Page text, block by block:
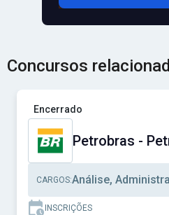
Concursos
Ver concurso: Petrobras -
Encerrado
Petrobras -
CARGOS:Análise,
INSCRIÇÕES